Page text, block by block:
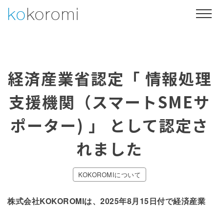
Skipkokoromi
制作事例 会社概要
053-469-4730
お問い合わせ・ご相談
経済産業省認定「 情報処理
支援機関（スマートSMEサ
ポーター) 」 として認定さ
れました
KOKOROMIについて
株式会社KOKOROMIは、2025年8月15日付で経済産業